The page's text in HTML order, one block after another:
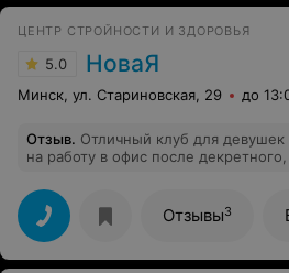
ЦЕНТР СТРОЙНОСТИ И ЗДОРОВЬЯ
5.0 НоваЯ
Минск, ул. Стариновская, 29 до
Отзыв. Отличный клуб для
на работу в офис после
по расписанию с детьми - не вариант. В этом клубе
не завязан на конкретное время- и
плюсов. Также тренер всегда
упражнений. Достоинства - это
услуги - массажи, рекомендации
Отзывы3